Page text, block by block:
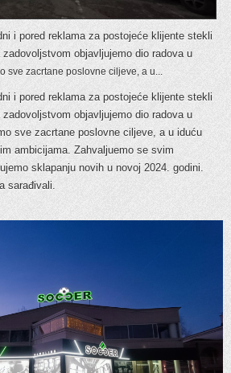
i pored reklama za postojeće klijente stekli
objavljujemo dio radova u
sve zacrtane poslovne ciljeve, a u...
i pored reklama za postojeće klijente stekli
objavljujemo dio radova u
sve zacrtane poslovne ciljeve, a u iduću
ambicijama. Zahvaljuemo se svim
sklapanju novih u novoj 2024. godini.
sarađivali.